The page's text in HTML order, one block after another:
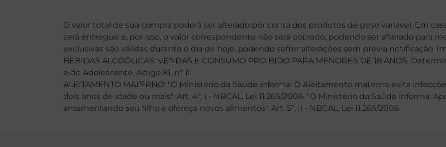
O valor total de sua compra poderá ser alterado por conta dos produtos de peso variável. Em
será entregue e, por isso, o valor correspondente não será cobrado, podendo ser alterado para
exclusivas são válidas durante o dia de hoje, podendo sofrer alterações sem prévia notificação.
BEBIDAS ALCOÓLICAS: VENDAS E CONSUMO PROIBIDO PARA MENORES DE 18 ANOS.
e do Adolescente, Artigo 81. nº II.
ALEITAMENTO MATERNO: "O Ministério da Saúde informa: O Aleitamento materno evita
dois anos de idade ou mais". Art. 4º, I - NBCAL, Lei 11.265/2006. "O Ministério da Saúde informa:
amamentando seu filho e ofereça novos alimentos". Art. 5º, II - NBCAL, Lei 11.265/2006.